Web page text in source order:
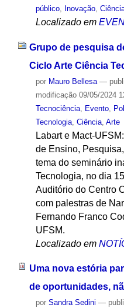
público, Inovação,
Localizado em
Grupo de pesquisa
Ciclo Arte Ciência
por Mauro Bellesa —
modificação09/05/2024
Tecnociência, Evento,
Tecnologia, Ciência, Arte
Labart e Mact-
de Ensino,
tema do seminário
Tecnologia, no dia
Auditório do Centro
com palestras de
Fernando Franco
UFSM.
Localizado em
Uma nova estória
de oportunidades,
por Sandra Sedini —